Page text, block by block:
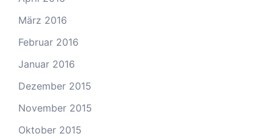
März 2016
Februar 2016
Januar 2016
Dezember 2015
November 2015
Oktober 2015